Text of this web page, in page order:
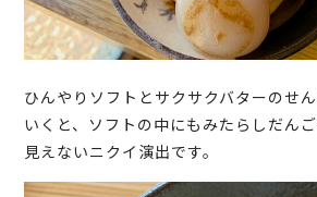
ひんやりソフトとサクサクバターのせ
いくと、ソフトの中にもみたらしだん
見えないニクイ演出です。